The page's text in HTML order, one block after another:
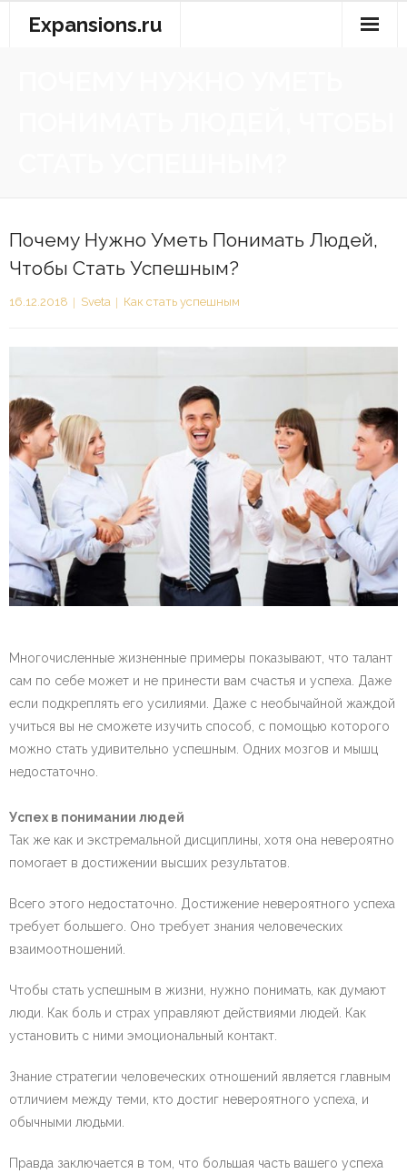
Expansions.ru
Почему Нужно Уметь Понимать Людей,
Чтобы Стать Успешным?
16.12.2018 Sveta Как стать успешным
Многочисленные жизненные примеры показывают, что талант
сам по себе может и не принести вам счастья и успеха. Даже
если подкреплять его усилиями. Даже с необычайной жаждой
учиться вы не сможете изучить способ, с помощью которого
можно стать удивительно успешным. Одних мозгов и мышц
недостаточно.
Успех в понимании людей
Так же как и экстремальной дисциплины, хотя она невероятно
помогает в достижении высших результатов.
Всего этого недостаточно. Достижение невероятного успеха
требует большего. Оно требует знания человеческих
взаимоотношений.
Чтобы стать успешным в жизни, нужно понимать, как думают
люди. Как боль и страх управляют действиями людей. Как
установить с ними эмоциональный контакт.
Знание стратегии человеческих отношений является главным
отличием между теми, кто достиг невероятного успеха, и
обычными людьми.
Правда заключается в том, что большая часть вашего успеха